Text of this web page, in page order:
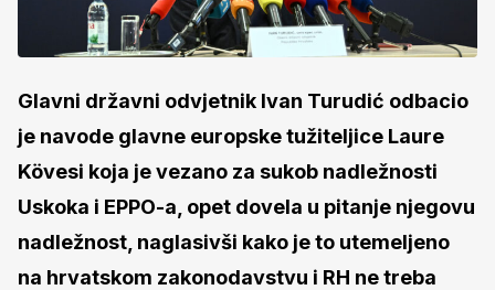
Glavni državni odvjetnik Ivan Turudić odbacio
je navode glavne europske tužiteljice Laure
Kövesi koja je vezano za sukob nadležnosti
Uskoka i EPPO-a, opet dovela u pitanje njegovu
nadležnost, naglasivši kako je to utemeljeno
na hrvatskom zakonodavstvu i RH ne treba